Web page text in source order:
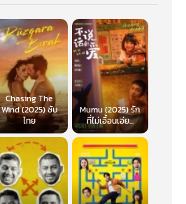
Chasing The
Wind (2025) ซับ
ไทย
Mumu (2025) รัก
ที่ไม่เอื้อนเอ่ย...